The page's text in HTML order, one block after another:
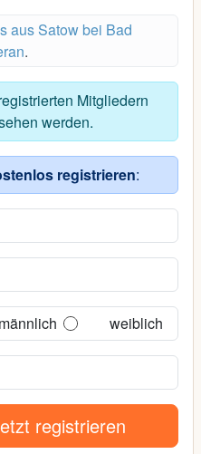
aus Satow bei Bad
.
Mitgliedern
werden.
registrieren:
männlich weiblich
registrieren